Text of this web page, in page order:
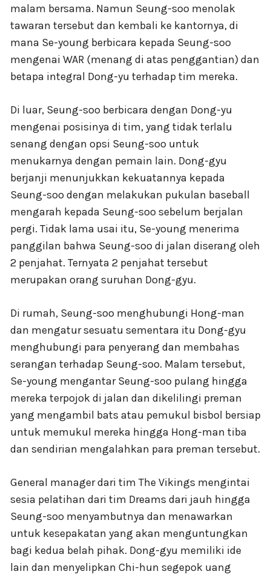
malam bersama. Namun Seung-soo menolak
tawaran tersebut dan kembali ke kantornya, di
mana Se-young berbicara kepada Seung-soo
mengenai WAR (menang di atas penggantian) dan
betapa integral Dong-yu terhadap tim mereka.
Di luar, Seung-soo berbicara dengan Dong-yu
mengenai posisinya di tim, yang tidak terlalu
senang dengan opsi Seung-soo untuk
menukarnya dengan pemain lain. Dong-gyu
berjanji menunjukkan kekuatannya kepada
Seung-soo dengan melakukan pukulan baseball
mengarah kepada Seung-soo sebelum berjalan
pergi. Tidak lama usai itu, Se-young menerima
panggilan bahwa Seung-soo di jalan diserang oleh
2 penjahat. Ternyata 2 penjahat tersebut
merupakan orang suruhan Dong-gyu.
Di rumah, Seung-soo menghubungi Hong-man
dan mengatur sesuatu sementara itu Dong-gyu
menghubungi para penyerang dan membahas
serangan terhadap Seung-soo. Malam tersebut,
Se-young mengantar Seung-soo pulang hingga
mereka terpojok di jalan dan dikelilingi preman
yang mengambil bats atau pemukul bisbol bersiap
untuk memukul mereka hingga Hong-man tiba
dan sendirian mengalahkan para preman tersebut.
General manager dari tim The Vikings mengintai
sesia pelatihan dari tim Dreams dari jauh hingga
Seung-soo menyambutnya dan menawarkan
untuk kesepakatan yang akan menguntungkan
bagi kedua belah pihak. Dong-gyu memiliki ide
lain dan menyelipkan Chi-hun segepok uang